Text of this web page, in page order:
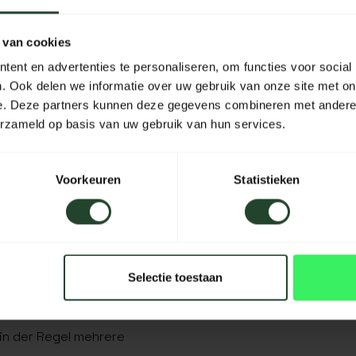
cookies
en advertenties te personaliseren, om functies voor
Ook delen we informatie over uw gebruik van onze site met
Deze partners kunnen deze gegevens combineren met
op basis van uw gebruik van hun services.
Voorkeuren Statistieken
Selectie toestaan
diese vorsichtig auf die
Bedarf.
er richtig angewendet
auftragen.
der Regel mehrere